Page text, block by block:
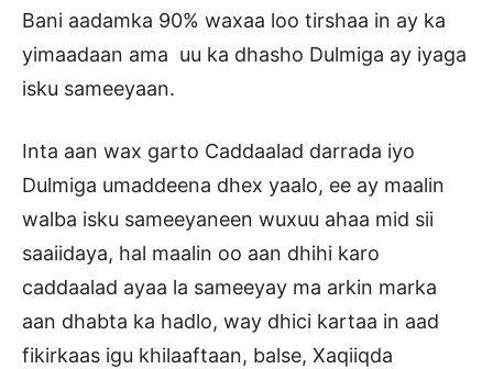
Bani aadamka 90% waxaa loo tirshaa in ay ka
yimaadaan ama uu ka dhasho Dulmiga ay iyaga
isku sameeyaan.
Inta aan wax garto Caddaalad darrada iyo
Dulmiga umaddeena dhex yaalo, ee ay maalin
walba isku sameeyaneen wuxuu ahaa mid sii
saaiidaya, hal maalin oo aan dhihi karo
caddaalad ayaa la sameeyay ma arkin marka
aan dhabta ka hadlo, way dhici kartaa in aad
fikirkaas igu khilaaftaan, balse, Xaqiiqda